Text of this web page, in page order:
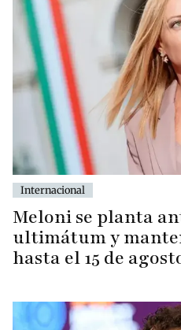
Internacional
Meloni se planta
ultimátum y
hasta el 15 de